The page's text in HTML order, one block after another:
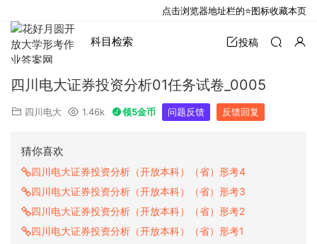
科目检索 投稿
四川电大证券投资分析01任务试卷_0005
四川电大 1.46k 领5金币 问题反馈 反馈回复
猜你喜欢
四川电大证券投资分析（开放本科）（省）形考4
四川电大证券投资分析（开放本科）（省）形考3
四川电大证券投资分析（开放本科）（省）形考2
四川电大证券投资分析（开放本科）（省）形考1
点击浏览器地址栏的⭐图标收藏本页